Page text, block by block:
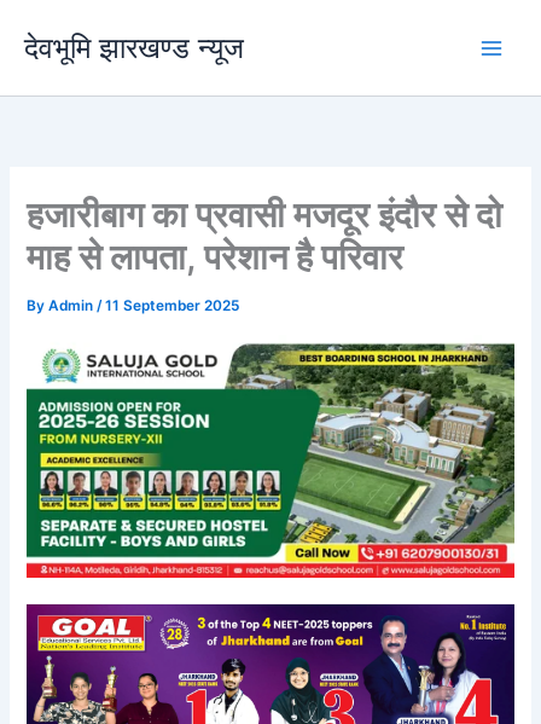
content
देवभूमि झारखण्ड न्यूज
हजारीबाग का प्रवासी मजदूर इंदौर से दो
माह से लापता, परेशान है परिवार
ByAdmin/11 September 2025